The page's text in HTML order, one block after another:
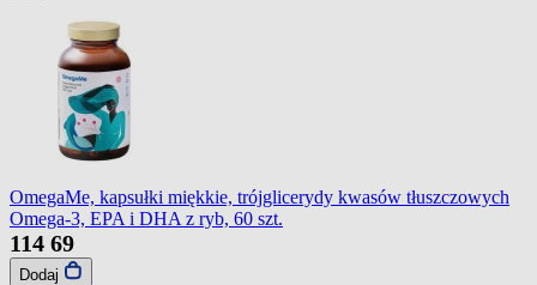
OmegaMe, kapsułki miękkie, trójglicerydy kwasów tłuszczowych
Omega-3, EPA i DHA z ryb, 60 szt.
114 69
Dodaj